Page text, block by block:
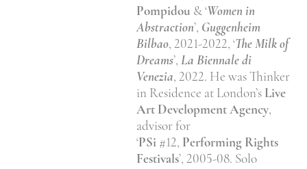
Pompidou & ‘Women in
Abstraction’, Guggenheim
Bilbao, 2021-2022, ‘The Milk of
Dreams’, La Biennale di
Venezia, 2022. He was Thinker
in Residence at London’s Live
Art Development Agency,
advisor for
‘PSi #12, Performing Rights
Festivals’, 2005-08. Solo